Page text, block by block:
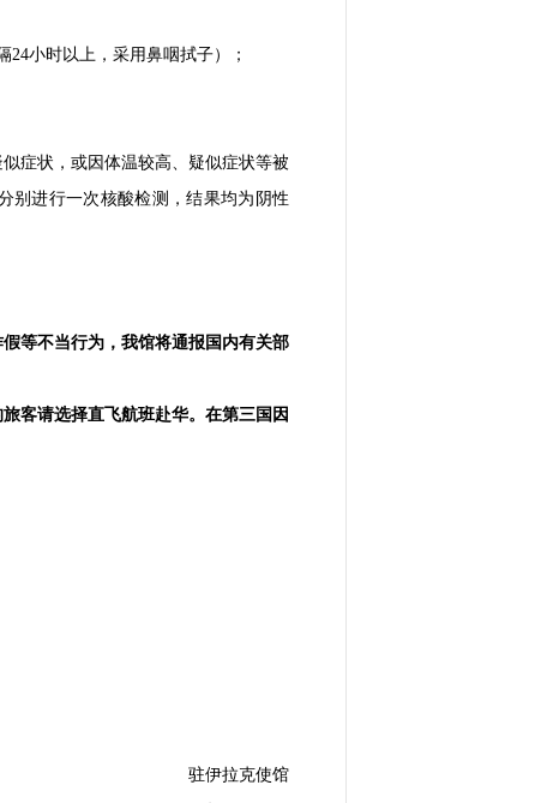
小时以上，采用鼻咽拭子）；
症状，或因体温较高、疑似症状等被
别进行一次核酸检测，结果均为阴性
等不当行为，我馆将通报国内有关部
客请选择直飞航班赴华。在第三国因
驻伊拉克使馆